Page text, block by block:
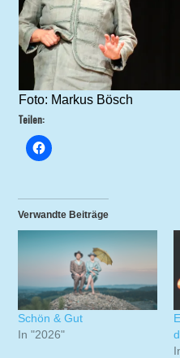
Foto: Markus Bösch
Teilen:
Verwandte Beiträge
Schön & Gut
In "2026"